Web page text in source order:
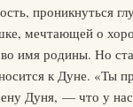
проникнуться
мечтающей о
имя родины. Но
к Дуне. «Ты
Дуня, — что у нас